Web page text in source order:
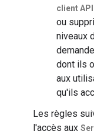
client API
ou
niveaux
dont ils
aux
qu'ils
Les règles
l'accès aux